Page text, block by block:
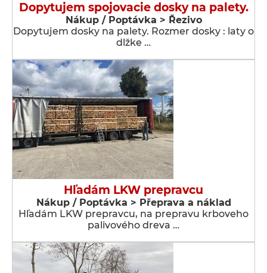
Dopytujem spojovacie dosky na palety.
Nákup / Poptávka > Řezivo
Dopytujem dosky na palety. Rozmer dosky : laty o
dlžke …
Hľadám LKW prepravcu
Nákup / Poptávka > Přeprava a náklad
Hľadám LKW prepravcu, na prepravu krboveho
palivového dreva …